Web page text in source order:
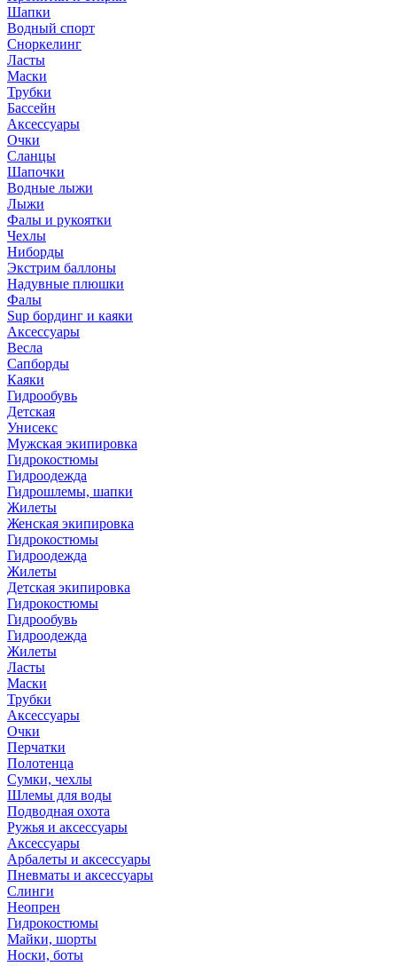
Шапки
Водный спорт
Сноркелинг
Ласты
Маски
Трубки
Бассейн
Аксессуары
Очки
Сланцы
Шапочки
Водные лыжи
Лыжи
Фалы и рукоятки
Чехлы
Ниборды
Экстрим баллоны
Надувные плюшки
Фалы
Sup бординг и каяки
Аксессуары
Весла
Сапборды
Каяки
Гидрообувь
Детская
Унисекс
Мужская экипировка
Гидрокостюмы
Гидроодежда
Гидрошлемы, шапки
Жилеты
Женская экипировка
Гидрокостюмы
Гидроодежда
Жилеты
Детская экипировка
Гидрокостюмы
Гидрообувь
Гидроодежда
Жилеты
Ласты
Маски
Трубки
Аксессуары
Очки
Перчатки
Полотенца
Сумки, чехлы
Шлемы для воды
Подводная охота
Ружья и аксессуары
Аксессуары
Арбалеты и аксессуары
Пневматы и аксессуары
Слинги
Неопрен
Гидрокостюмы
Майки, шорты
Носки, боты